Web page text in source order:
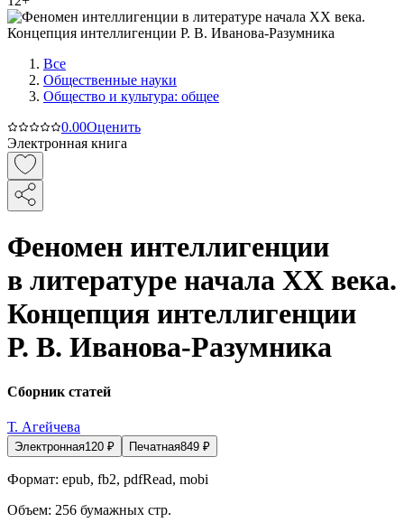
Все
Общественные науки
Общество и культура: общее
0.00Оценить
Электронная книга
Феномен интеллигенции
в литературе начала XX века.
Концепция интеллигенции
Р. В. Иванова-Разумника
Сборник статей
Т. Агейчева
Электронная120 ₽ Печатная849 ₽
Формат: epub, fb2, pdfRead, mobi
Объем: 256 бумажных стр.